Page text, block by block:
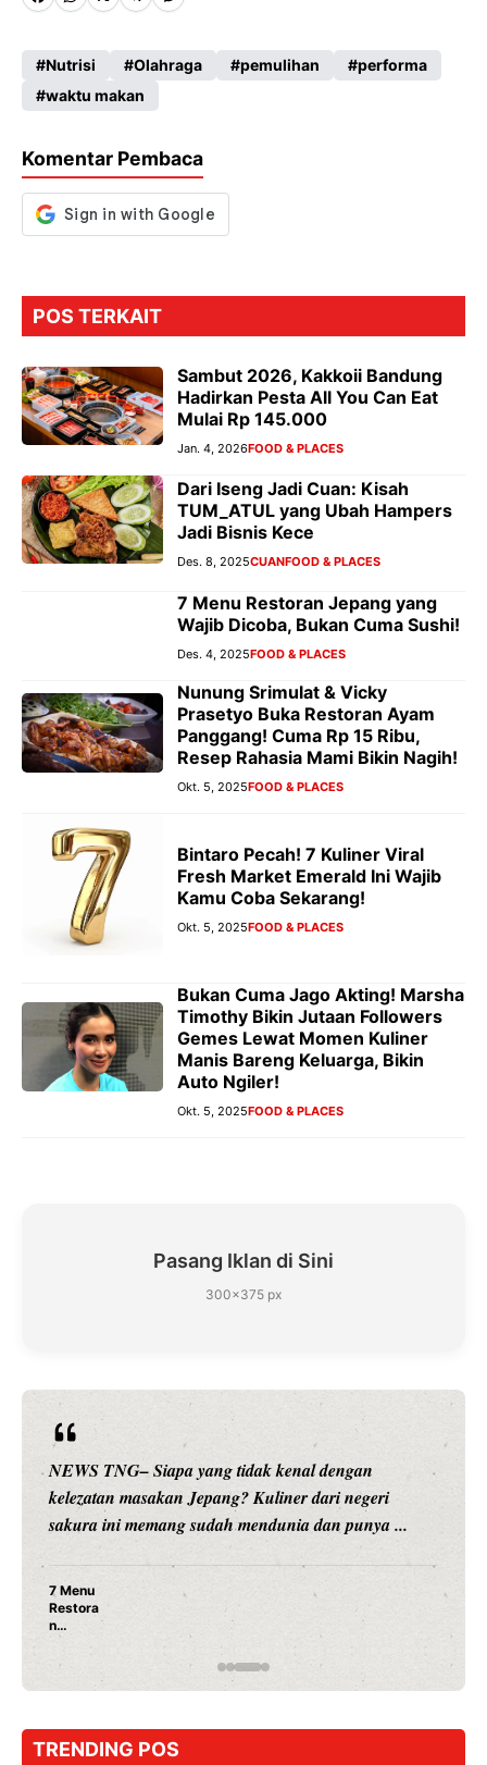
b
o
k
ts
A
p
gr
a
se
er
Nutrisi Olahraga pemulihan
performa
waktu makan
Komentar Pembaca
POS TERKAIT
Sambut 2026, Kakkoii Bandung
Hadirkan Pesta All You Can Eat
Mulai Rp 145.000
Jan. 4, 2026FOOD & PLACES
Dari Iseng Jadi Cuan: Kisah
TUM_ATUL yang Ubah Hampers
Jadi Bisnis Kece
Des. 8, 2025CUANFOOD & PLACES
7 Menu Restoran Jepang yang
Wajib Dicoba, Bukan Cuma Sushi!
Des. 4, 2025FOOD & PLACES
Nunung Srimulat & Vicky
Prasetyo Buka Restoran Ayam
Panggang! Cuma Rp 15 Ribu,
Resep Rahasia Mami Bikin Nagih!
Okt. 5, 2025FOOD & PLACES
Bintaro Pecah! 7 Kuliner Viral
Fresh Market Emerald Ini Wajib
Kamu Coba Sekarang!
Okt. 5, 2025FOOD & PLACES
Bukan Cuma Jago Akting! Marsha
Timothy Bikin Jutaan Followers
Gemes Lewat Momen Kuliner
Manis Bareng Keluarga, Bikin
Auto Ngiler!
Okt. 5, 2025FOOD & PLACES
Pasang Iklan di Sini
300×375 px
NEWS TNG– Siapa sangka, dua nama besar di dunia
hiburan, Nunung Srimulat dan Vicky Prasetyo, kini
merambah dunia kuliner dengan ...
Nunung Srimulat & Vicky Prasetyo Buka Restoran
Rahasia Mami Bikin Nagih!
TRENDING POS